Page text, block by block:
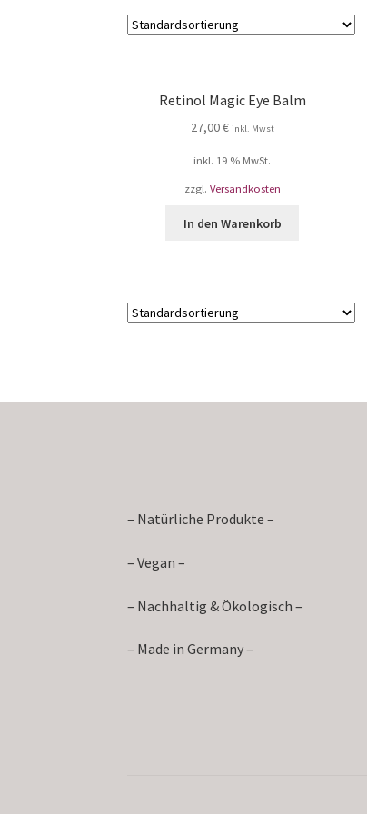
Retinol Magic Eye Balm
27,00€ inkl. Mwst
inkl. 19 % MwSt.
zzgl. Versandkosten
In den Warenkorb
– Natürliche Produkte –
– Vegan –
– Nachhaltig & Ökologisch –
– Made in Germany –